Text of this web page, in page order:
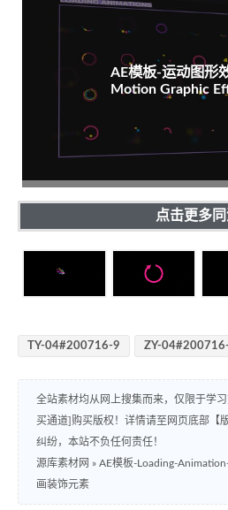
AE模板-运动图形
Motion Graphic
点击更多
TY-04#200716-9 ZY-
全站素材均从网上搜集而来，仅限于学
买通道]购买版权！详情请至网页底部【
纠纷，本站不负任何责任！
源库素材网 » AE模板-Loading-
画装饰元素